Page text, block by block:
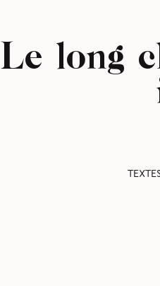
Le long